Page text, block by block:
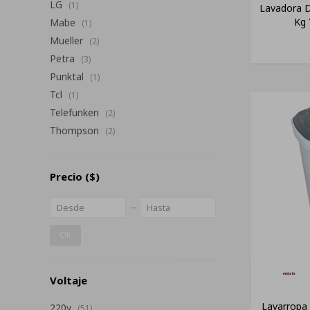
Lavadora
Kg
Lavarropa
LG (1)
Mabe (1)
Mueller (2)
Petra (3)
Punktal (1)
Tcl (1)
Telefunken (2)
Thompson (2)
Precio ($)
Voltaje